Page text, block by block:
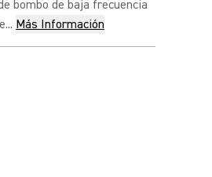
bombo de baja frecuencia
Más Información